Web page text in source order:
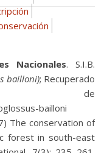
Nacionales. S.I.B.
bailloni); Recuperado
de
bailloni
The conservation of
forest in south-east